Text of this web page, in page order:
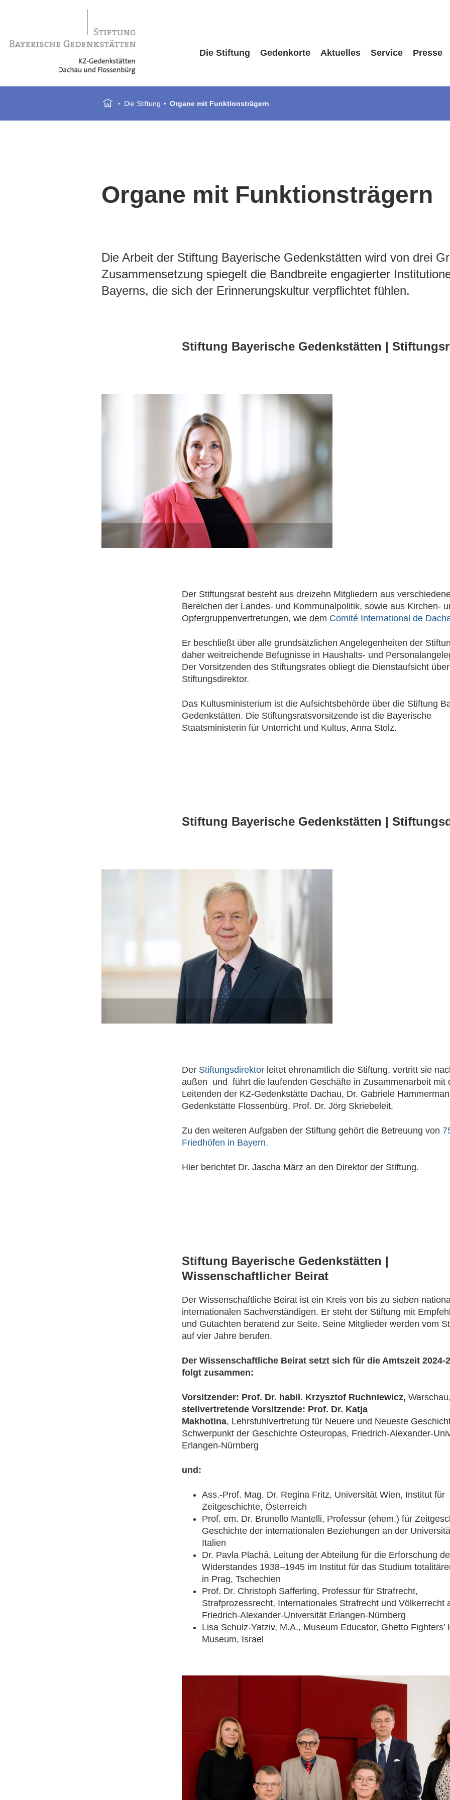
Die Stiftung Gedenkorte Aktuelles Service Presse
Die Stiftung Organe mit Funktionsträgern
Organe mit Funktionsträgern
Die Arbeit der Stiftung Bayerische Gedenkstätten wird von drei
Zusammensetzung spiegelt die Bandbreite engagierter
Bayerns, die sich der Erinnerungskultur verpflichtet fühlen.
Stiftung Bayerische Gedenkstätten |
Der Stiftungsrat besteht aus dreizehn Mitgliedern aus
Bereichen der Landes- und Kommunalpolitik, sowie aus Kirchen-
Opfergruppenvertretungen, wie dem Comité International de
Er beschließt über alle grundsätzlichen Angelegenheiten der
daher weitreichende Befugnisse in Haushalts- und
Der Vorsitzenden des Stiftungsrates obliegt die Dienstaufsicht
Stiftungsdirektor.
Das Kultusministerium ist die Aufsichtsbehörde über die Stiftung
Gedenkstätten. Die Stiftungsratsvorsitzende ist die Bayerische
Staatsministerin für Unterricht und Kultus, Anna Stolz.
Stiftung Bayerische Gedenkstätten | Stift
Der Stiftungsdirektor leitet ehrenamtlich die Stiftung, vertritt sie
außen und führt die laufenden Geschäfte in Zusammenarbeit mit
Leitenden der KZ-Gedenkstätte Dachau, Dr. Gabriele
Gedenkstätte Flossenbürg, Prof. Dr. Jörg Skriebeleit.
Zu den weiteren Aufgaben der Stiftung gehört die Betreuung von
Friedhöfen in Bayern.
Hier berichtet Dr. Jascha März an den Direktor der Stiftung.
Stiftung Bayerische Gedenkstätten |
Wissenschaftlicher Beirat
Der Wissenschaftliche Beirat ist ein Kreis von bis zu sieben
internationalen Sachverständigen. Er steht der Stiftung mit
und Gutachten beratend zur Seite. Seine Mitglieder werden vom
auf vier Jahre berufen.
Der Wissenschaftliche Beirat setzt sich für die Amtszeit 2024-
folgt zusammen:
Vorsitzender: Prof. Dr. habil. Krzysztof Ruchniewicz,
stellvertretende Vorsitzende: Prof. Dr. Katja
Makhotina, Lehrstuhlvertretung für Neuere und Neueste
Schwerpunkt der Geschichte Osteuropas, Friedrich-Alexander-
Erlangen-Nürnberg
und:
Ass.-Prof. Mag. Dr. Regina Fritz, Universität Wien, Institut für
Zeitgeschichte, Österreich
Prof. em. Dr. Brunello Mantelli, Professur (ehem.) für
Geschichte der internationalen Beziehungen an der
Italien
Dr. Pavla Plachá, Leitung der Abteilung für die Erforschung
Widerstandes 1938–1945 im Institut für das Studium
in Prag, Tschechien
Prof. Dr. Christoph Safferling, Professur für Strafrecht,
Strafprozessrecht, Internationales Strafrecht und Völkerrecht
Friedrich-Alexander-Universität Erlangen-Nürnberg
Lisa Schulz-Yatziv, M.A., Museum Educator, Ghetto Fighters'
Museum, Israel